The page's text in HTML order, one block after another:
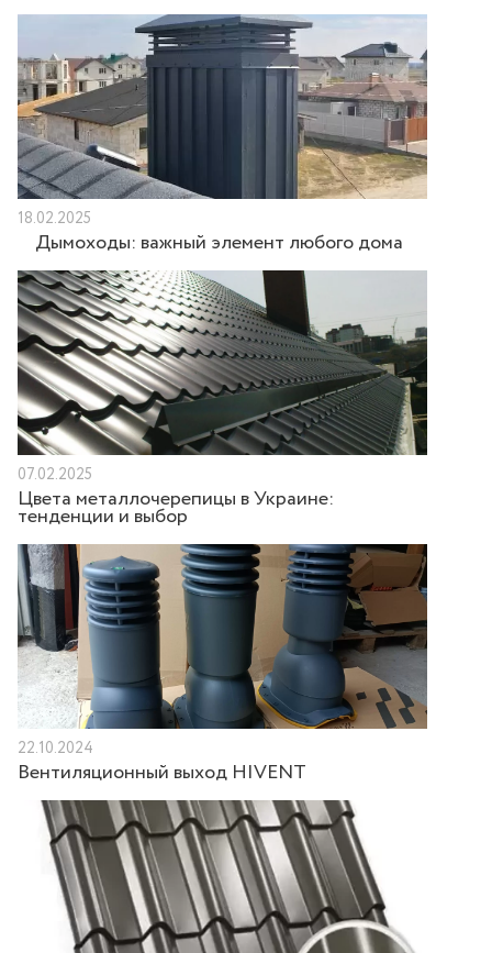
18.02.2025
Дымоходы: важный элемент любого дома
07.02.2025
Цвета металлочерепицы в Украине:
тенденции и выбор
22.10.2024
Вентиляционный выход HIVENT